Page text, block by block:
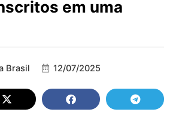
em uma
Brasil 12/07/2025